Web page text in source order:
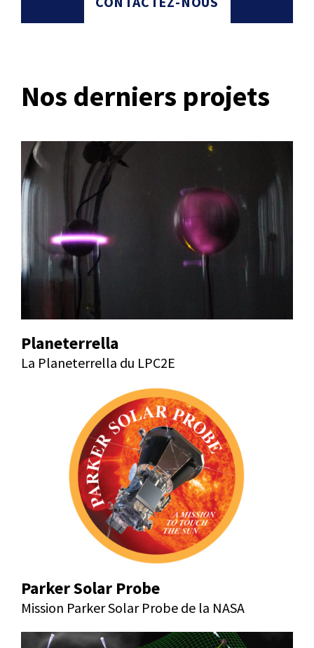
Nos derniers projets
Planeterrella
La Planeterrella du LPC2E
Parker Solar Probe
Mission Parker Solar Probe de la NASA